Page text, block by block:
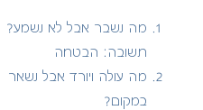
מה נשבר אבל לא נשמע?
תשובה: הבטחה
מה עולה ויורד אבל נשאר
במקום?